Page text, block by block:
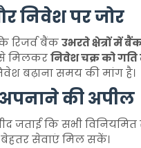
निवेश पर जोर
रिजर्व बैंकउभरते क्षेत्रों में
मिलकरनिवेश चक्र को
बढ़ाना समय की मांग है।
अपनाने की अपील
जताई कि सभी विनियमित
बेहतर सेवाएं मिल सकें।